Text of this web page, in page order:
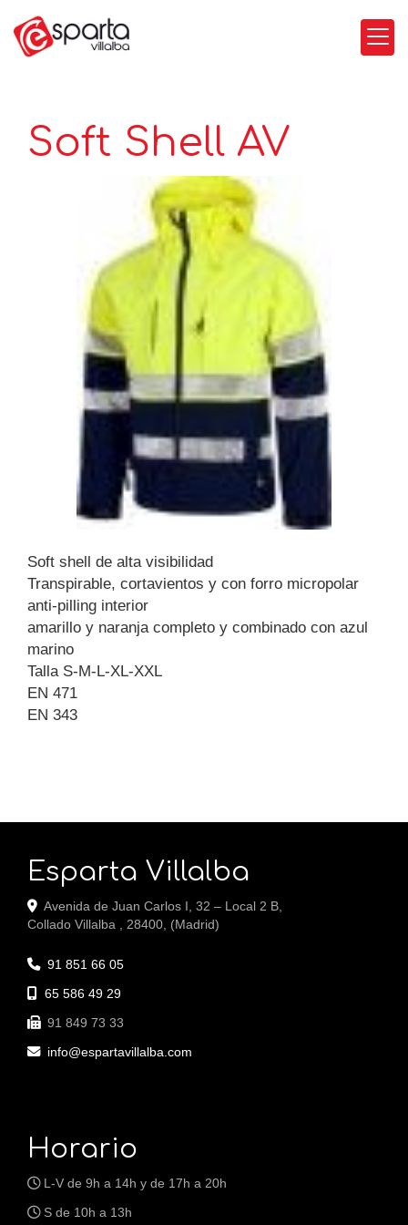
Soft Shell AV
Soft shell de alta visibilidad
Transpirable, cortavientos y con forro micropolar
anti-pilling interior
amarillo y naranja completo y combinado con azul
marino
Talla S-M-L-XL-XXL
EN 471
EN 343
Esparta Villalba
Avenida de Juan Carlos I, 32 – Local 2 B,
Collado Villalba
28400 (Madrid)
91 851 66 05
65 586 49 29
91 849 73 33
info
espartavillalba.com
Horario
L-V de 9h a 14h y de 17h a 20h
S de 10h a 13h